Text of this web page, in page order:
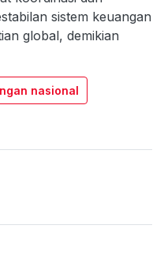
sistem keuangan
global, demikian
nasional